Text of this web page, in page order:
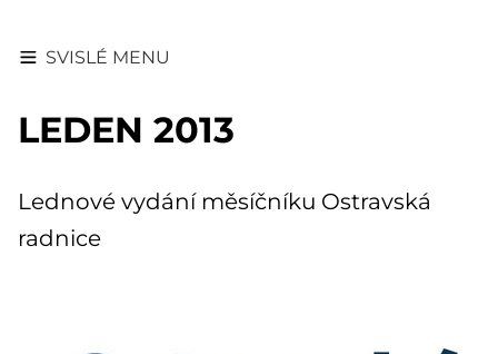
SVISLÉ MENU
LEDEN 2013
Lednové vydání měsíčníku Ostravská
radnice